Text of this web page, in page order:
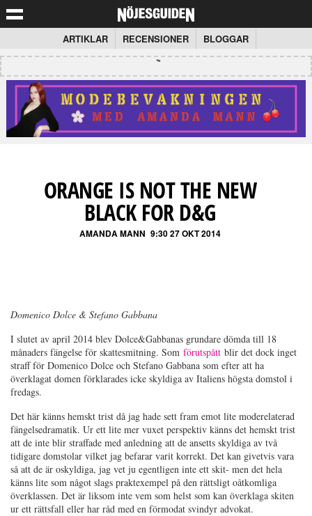
ARTIKLAR RECENSIONER BLOGGAR
ORANGE IS NOT THE NEW
BLACK FOR D&G
AMANDA MANN 9:30 27 OKT 2014
Domenico Dolce & Stefano Gabbana
I slutet av april 2014 blev Dolce&Gabbanas grundare dömda till 18
månaders fängelse för skattesmitning. Som förutspått blir det dock inget
straff för Domenico Dolce och Stefano Gabbana som efter att ha
överklagat domen förklarades icke skyldiga av Italiens högsta domstol i
fredags.
Det här känns hemskt trist då jag hade sett fram emot lite moderelaterad
fängelsedramatik. Ur ett lite mer vuxet perspektiv känns det hemskt trist
att de inte blir straffade med anledning att de ansetts skyldiga av två
tidigare domstolar vilket jag befarar varit korrekt. Det kan givetvis vara
så att de är oskyldiga, jag vet ju egentligen inte ett skit- men det hela
känns lite som något slags praktexempel på den rättsligt oåtkomliga
överklassen. Det är liksom inte vem som helst som kan överklaga skiten
ur ett rättsfall eller har råd med en förmodat svindyr advokat.